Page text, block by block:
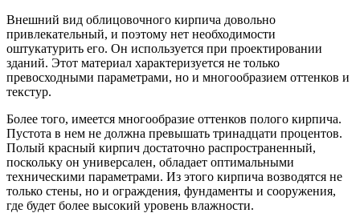
Внешний вид облицовочного кирпича довольно
привлекательный, и поэтому нет необходимости
оштукатурить его. Он используется при проектировании
зданий. Этот материал характеризуется не только
превосходными параметрами, но и многообразием оттенков и
текстур.
Более того, имеется многообразие оттенков полого кирпича.
Пустота в нем не должна превышать тринадцати процентов.
Полый красный кирпич достаточно распространенный,
поскольку он универсален, обладает оптимальными
техническими параметрами. Из этого кирпича возводятся не
только стены, но и ограждения, фундаменты и сооружения,
где будет более высокий уровень влажности.